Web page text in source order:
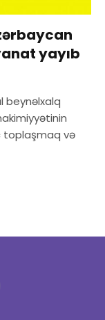
yayıb
beynəlxalq
toplaşmaq və